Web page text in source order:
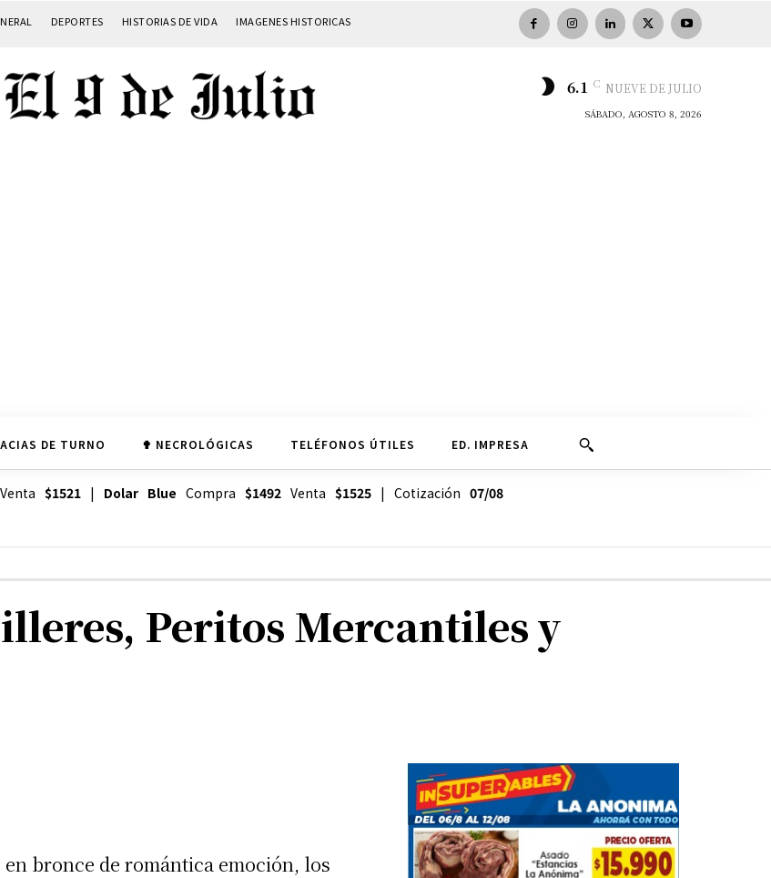
DEPORTES HISTORIAS DE VIDA IMAGENES HISTORICAS
6.1 C NUEVE DE JULIO
SÁBADO, AGOSTO 8, 2026
DE TURNO ✟ NECROLÓGICAS TELÉFONOS ÚTILES ED. IMPRESA
$1521| Dolar Blue Compra $1492Venta $1525| Cotización 07/08
Peritos Mercantiles y
bronce de romántica emoción, los